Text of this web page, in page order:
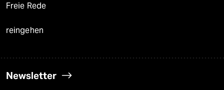
Freie Rede
reingehen
Newsletter